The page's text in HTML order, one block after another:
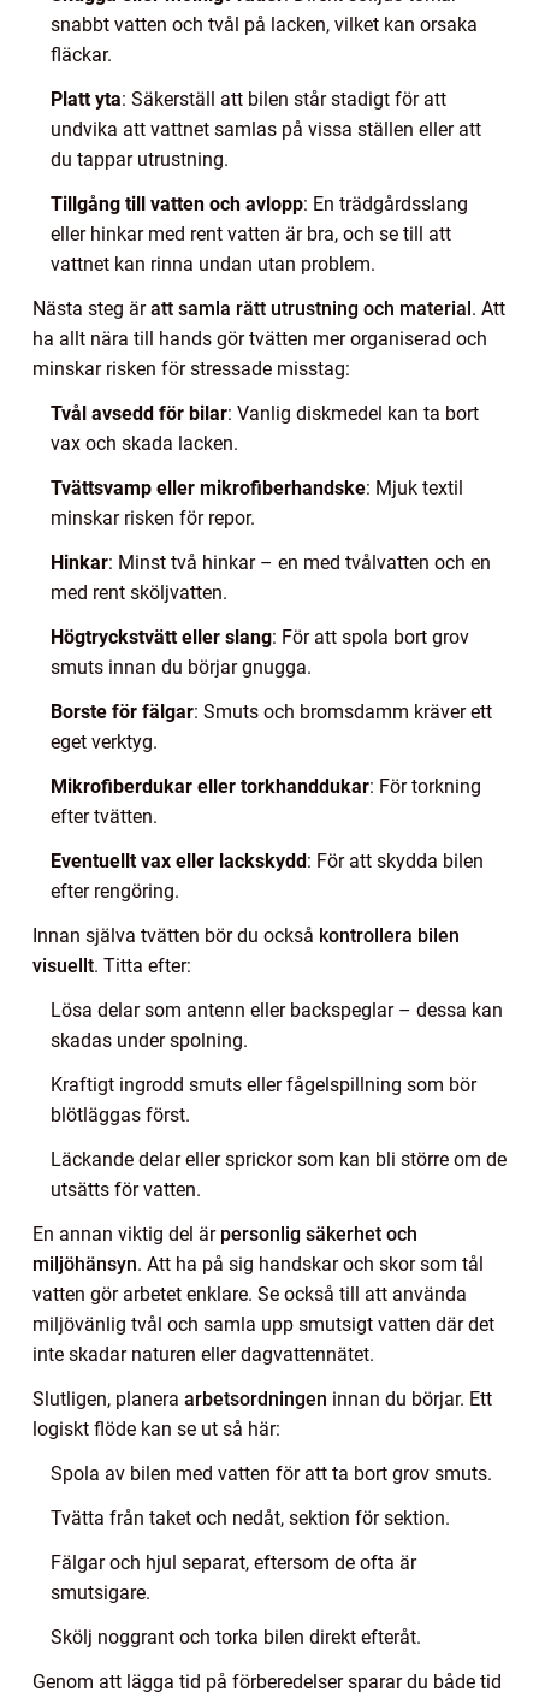
snabbt vatten och tvål på lacken, vilket kan orsaka
fläckar.
Platt yta: Säkerställ att bilen står stadigt för att
undvika att vattnet samlas på vissa ställen eller att
du tappar utrustning.
Tillgång till vatten och avlopp: En trädgårdsslang
eller hinkar med rent vatten är bra, och se till att
vattnet kan rinna undan utan problem.
Nästa steg äratt samla rätt utrustning och material. Att
ha allt nära till hands gör tvätten mer organiserad och
minskar risken för stressade misstag:
Tvål avsedd för bilar: Vanlig diskmedel kan ta bort
vax och skada lacken.
Tvättsvamp eller mikrofiberhandske: Mjuk textil
minskar risken för repor.
Hinkar: Minst två hinkar – en med tvålvatten och en
med rent sköljvatten.
Högtryckstvätt eller slang: För att spola bort grov
smuts innan du börjar gnugga.
Borste för fälgar: Smuts och bromsdamm kräver ett
eget verktyg.
Mikrofiberdukar eller torkhanddukar: För torkning
efter tvätten.
Eventuellt vax eller lackskydd: För att skydda bilen
efter rengöring.
Innan själva tvätten bör du också kontrollera bilen
visuellt. Titta efter:
Lösa delar som antenn eller backspeglar – dessa kan
skadas under spolning.
Kraftigt ingrodd smuts eller fågelspillning som bör
blötläggas först.
Läckande delar eller sprickor som kan bli större om de
utsätts för vatten.
En annan viktig del är personlig säkerhet och
miljöhänsyn. Att ha på sig handskar och skor som tål
vatten gör arbetet enklare. Se också till att använda
miljövänlig tvål och samla upp smutsigt vatten där det
inte skadar naturen eller dagvattennätet.
Slutligen, planera arbetsordningen innan du börjar. Ett
logiskt flöde kan se ut så här:
Spola av bilen med vatten för att ta bort grov smuts.
Tvätta från taket och nedåt, sektion för sektion.
Fälgar och hjul separat, eftersom de ofta är
smutsigare.
Skölj noggrant och torka bilen direkt efteråt.
Genom att lägga tid på förberedelser sparar du både tid